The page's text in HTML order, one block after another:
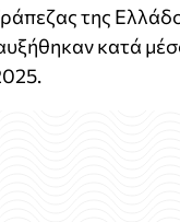
της
κατά